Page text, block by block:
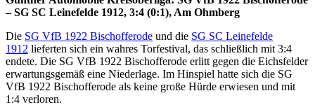
– SG SC Leinefelde 1912, 3:4 (0:1), Am Ohmberg
Die SG VfB 1922 Bischofferode und die SG SC Leinefelde
1912 lieferten sich ein wahres Torfestival, das schließlich mit 3:4
endete. Die SG VfB 1922 Bischofferode erlitt gegen die Eichsfelder
erwartungsgemäß eine Niederlage. Im Hinspiel hatte sich die SG
VfB 1922 Bischofferode als keine große Hürde erwiesen und mit
1:4 verloren.